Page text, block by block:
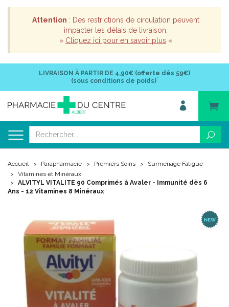
Attention : Des restrictions de circulation peuvent
impacter les délais de livraison.
» Cliquez ici pour en savoir plus «
LIVRAISON À PARTIR DE 4,90€ (offerte dès 59€)
(sous conditions de poids)*
Accueil Parapharmacie Premiers Soins
Surmenage Fatigue
Vitamines et Minéraux
ALVITYL VITALITE 90 Comprimés à Avaler - Immunité dès 6
Ans - 12 Vitamines 8 Minéraux